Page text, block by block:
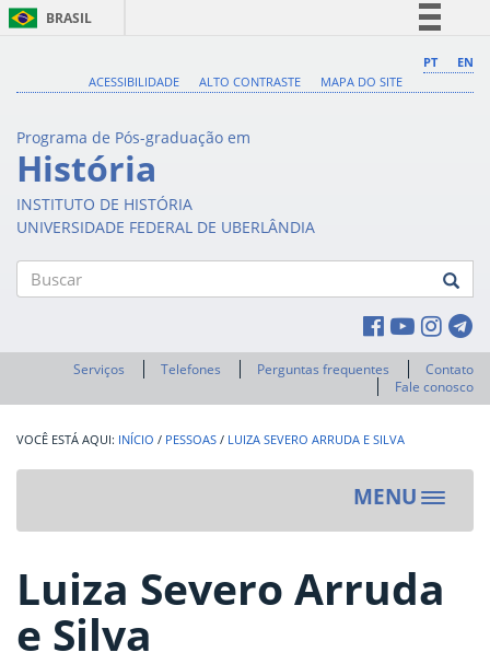
BRASIL
Comunica BR
PT
EN
ACESSIBILIDADE
ALTO CONTRASTE MAPA DO SITE
Programa de Pós-graduação em
História
INSTITUTO DE HISTÓRIA
UNIVERSIDADE FEDERAL DE UBERLÂNDIA
Serviços Telefones Perguntas frequentes
Contato
Fale conosco
INÍCIO / PESSOAS / LUIZA SEVERO ARRUDA E SILVA
MENU
Toggle
Luiza Severo Arruda
e Silva